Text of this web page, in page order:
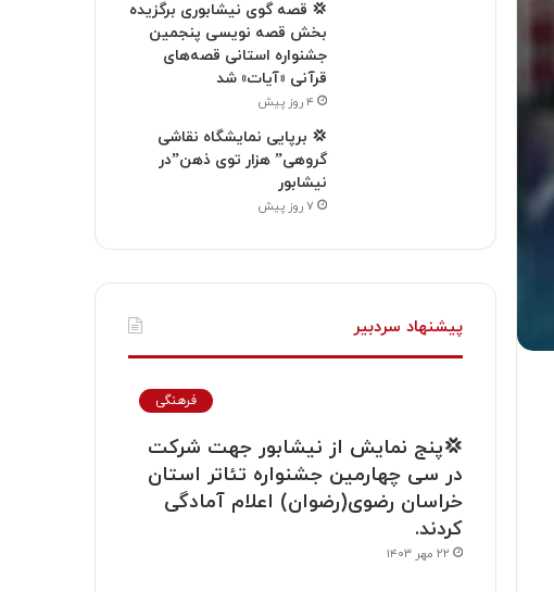
💢 قصه گوی نیشابوری برگزیده
بخش قصه نویسی پنجمین
جشنواره استانی قصه‌های
قرآنی «آیات» شد
۴ روز پیش
💢 برپایی نمایشگاه نقاشی
گروهی” هزار توی ذهن”در
نیشابور
۷ روز پیش
پیشنهاد سردبیر
فرهنگی
💢پنج نمایش از نیشابور جهت شرکت
در سی چهارمین جشنواره تئاتر استان
خراسان رضوی(رضوان) اعلام آمادگی
کردند.
۲۲ مهر ۱۴۰۳